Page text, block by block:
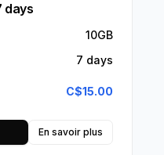
days
10GB
7 days
C$15.00
En savoir plus